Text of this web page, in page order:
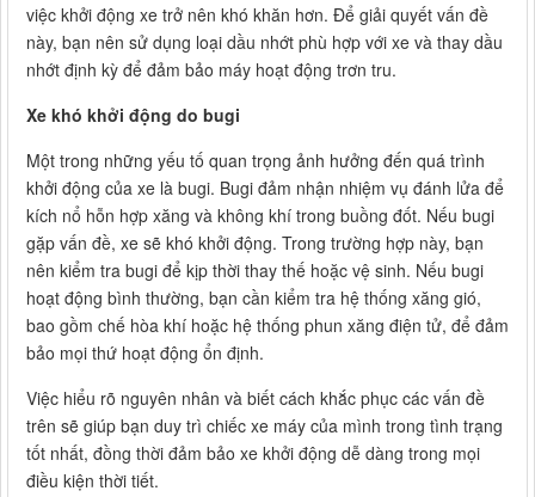
việc khởi động xe trở nên khó khăn hơn. Để giải quyết vấn đề
này, bạn nên sử dụng loại dầu nhớt phù hợp với xe và thay dầu
nhớt định kỳ để đảm bảo máy hoạt động trơn tru.
Xe khó khởi động do bugi
Một trong những yếu tố quan trọng ảnh hưởng đến quá trình
khởi động của xe là bugi. Bugi đảm nhận nhiệm vụ đánh lửa để
kích nổ hỗn hợp xăng và không khí trong buồng đốt. Nếu bugi
gặp vấn đề, xe sẽ khó khởi động. Trong trường hợp này, bạn
nên kiểm tra bugi để kịp thời thay thế hoặc vệ sinh. Nếu bugi
hoạt động bình thường, bạn cần kiểm tra hệ thống xăng gió,
bao gồm chế hòa khí hoặc hệ thống phun xăng điện tử, để đảm
bảo mọi thứ hoạt động ổn định.
Việc hiểu rõ nguyên nhân và biết cách khắc phục các vấn đề
trên sẽ giúp bạn duy trì chiếc xe máy của mình trong tình trạng
tốt nhất, đồng thời đảm bảo xe khởi động dễ dàng trong mọi
điều kiện thời tiết.